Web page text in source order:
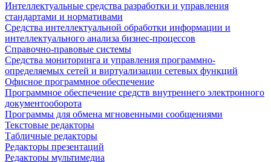
Интеллектуальные средства разработки и управления
стандартами и нормативами
Средства интеллектуальной обработки информации и
интеллектуального анализа бизнес-процессов
Справочно-правовые системы
Средства мониторинга и управления программно-
определяемых сетей и виртуализации сетевых функций
Офисное программное обеспечение
Программное обеспечение средств внутреннего электронного
документооборота
Программы для обмена мгновенными сообщениями
Текстовые редакторы
Табличные редакторы
Редакторы презентаций
Редакторы мультимедиа